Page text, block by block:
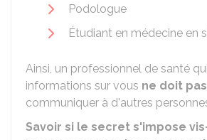
Podologue
Étudiant en médecine en
Ainsi, un professionnel de santé
informations sur vous ne doit pas
communiquer à d'autres
Savoir si le secret s'impose